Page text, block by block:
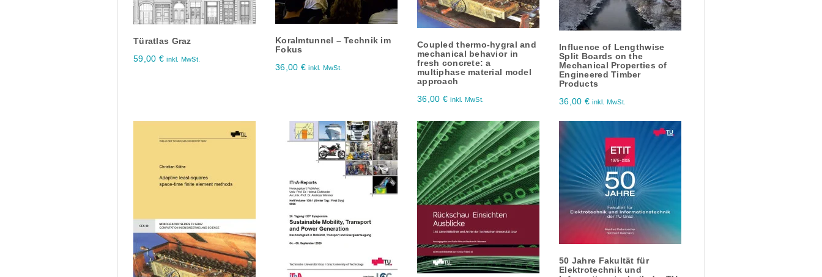
Türatlas Graz
59,00 € inkl. MwSt.
Koralmtunnel – Technik im
Fokus
36,00 € inkl. MwSt.
Coupled thermo-hygral and
mechanical behavior in
fresh concrete: a
multiphase material model
approach
36,00 € inkl. MwSt.
lnfluence of Lengthwise
Split Boards on the
Mechanical Properties of
Engineered Timber
Products
36,00 € inkl. MwSt.
50 Jahre Fakultät für
Elektrotechnik und